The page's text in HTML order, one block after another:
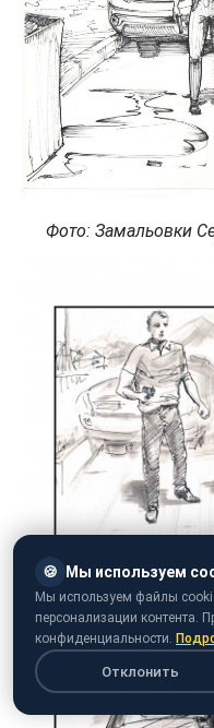
Фото: Замальовки
🍪 Мы используем
Мы используем файлы
персонализации контента.
конфиденциальности.
Отклонить